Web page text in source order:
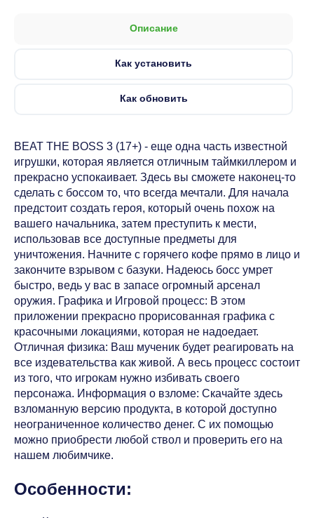
Описание
Как установить
Как обновить
BEAT THE BOSS 3 (17+) - еще одна часть известной
игрушки, которая является отличным таймкиллером и
прекрасно успокаивает. Здесь вы сможете наконец-то
сделать c боссом то, что всегда мечтали. Для начала
предстоит создать героя, который очень похож на
вашего начальника, затем преступить к мести,
использовав все доступные предметы для
уничтожения. Начните с горячего кофе прямо в лицо и
закончите взрывом с базуки. Надеюсь босс умрет
быстро, ведь у вас в запасе огромный арсенал
оружия. Графика и Игровой процесс: В этом
приложении прекрасно прорисованная графика с
красочными локациями, которая не надоедает.
Отличная физика: Ваш мученик будет реагировать на
все издевательства как живой. А весь процесс состоит
из того, что игрокам нужно избивать своего
персонажа. Информация о взломе: Скачайте здесь
взломанную версию продукта, в которой доступно
неограниченное количество денег. С их помощью
можно приобрести любой ствол и проверить его на
нашем любимчике.
Особенности: